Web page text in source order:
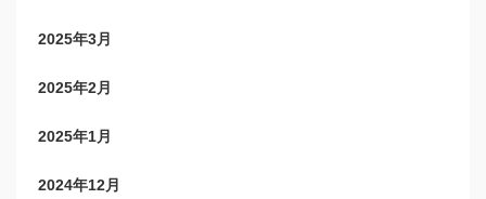
2025年3月
2025年2月
2025年1月
2024年12月